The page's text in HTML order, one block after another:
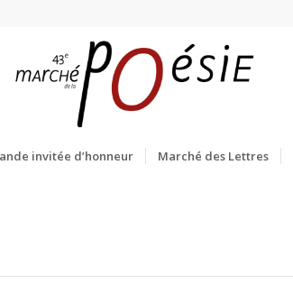
invitée d’honneur Marché des Lettres